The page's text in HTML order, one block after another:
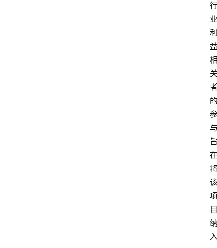
行
业
利
益
相
关
者
的
参
与
旨
在
将
该
项
目
纳
入